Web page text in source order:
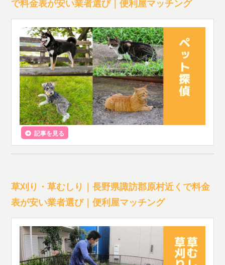
で料金表が安い業者選び｜便利屋マッチング
記事を見る
草刈り・草むしり｜長野県諏訪郡原村近くで料金
表が安い業者選び｜便利屋マッチング